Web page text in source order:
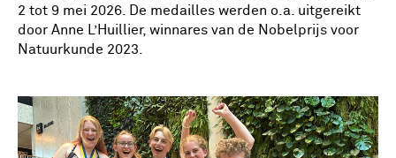
2 tot 9 mei 2026. De medailles werden o.a. uitgereikt
door Anne L’Huillier, winnares van de Nobelprijs voor
Natuurkunde 2023.